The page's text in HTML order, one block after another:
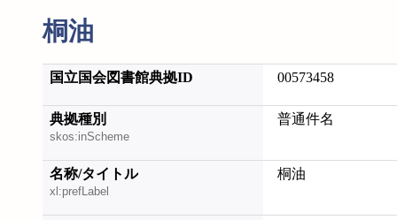
桐油
国立国会図書館典拠ID 00573458
典拠種別
skos:inScheme
普通件名
名称/タイトル
xl:prefLabel
桐油